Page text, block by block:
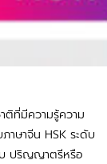
ติที่มีความรู้ความ
าษาจีน HSK ระดับ
บ ปริญญาตรีหรือ